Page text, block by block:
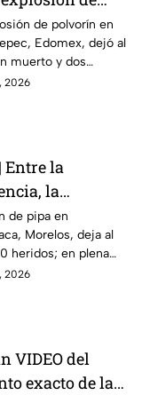
en Santa
Monte,
reportan
un muerto y
de polvorín en
Edomex, dejó al
muerto y dos
atiende la
2026
Entre la
la
y el
un niño;
desatan pelea
de pipa
de pipa en
Morelos, deja al
heridos; en plena
dos hombres
2026
VIDEO del
exacto de la